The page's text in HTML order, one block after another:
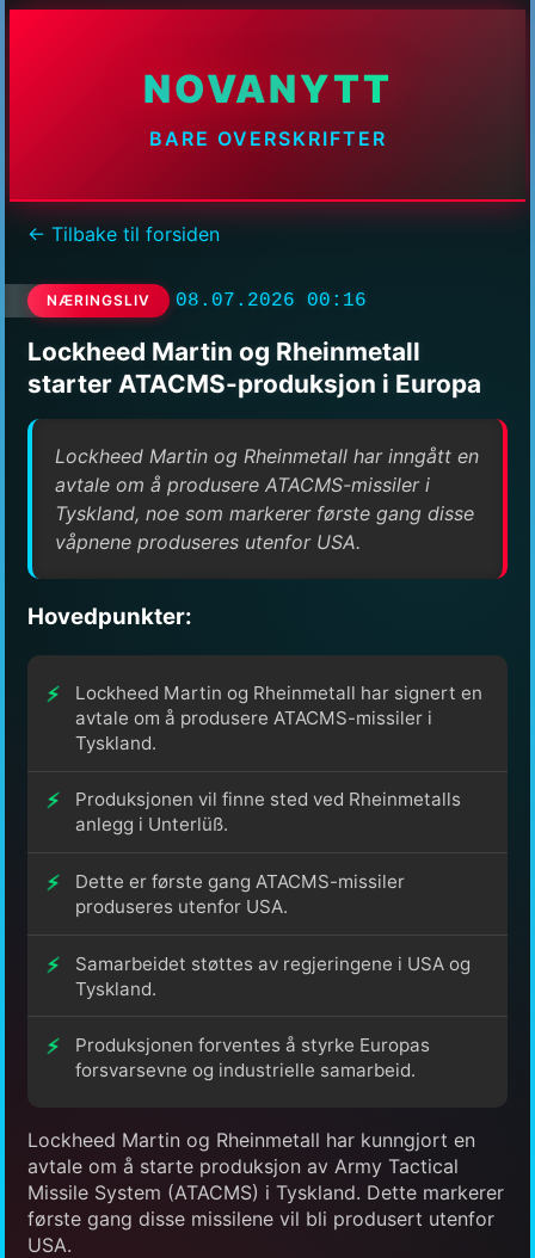
NOVANYTT
BARE OVERSKRIFTER
← Tilbake til forsiden
NÆRINGSLIV 08.07.2026 00:16
Lockheed Martin og Rheinmetall
starter ATACMS-produksjon i Europa
Lockheed Martin og Rheinmetall har inngått en
avtale om å produsere ATACMS-missiler i
Tyskland, noe som markerer første gang disse
våpnene produseres utenfor USA.
Hovedpunkter:
Lockheed Martin og Rheinmetall har signert en
avtale om å produsere ATACMS-missiler i
Tyskland.
Produksjonen vil finne sted ved Rheinmetalls
anlegg i Unterlüß.
Dette er første gang ATACMS-missiler
produseres utenfor USA.
Samarbeidet støttes av regjeringene i USA og
Tyskland.
Produksjonen forventes å styrke Europas
forsvarsevne og industrielle samarbeid.
Lockheed Martin og Rheinmetall har kunngjort en
avtale om å starte produksjon av Army Tactical
Missile System (ATACMS) i Tyskland. Dette markerer
første gang disse missilene vil bli produsert utenfor
USA.